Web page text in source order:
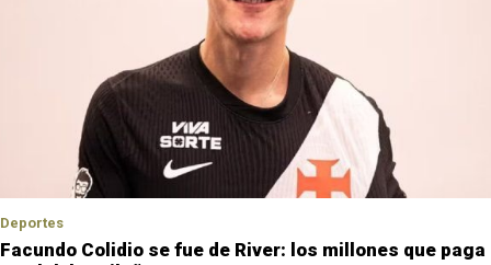
Deportes
Facundo Colidio se fue de River: los millones que paga